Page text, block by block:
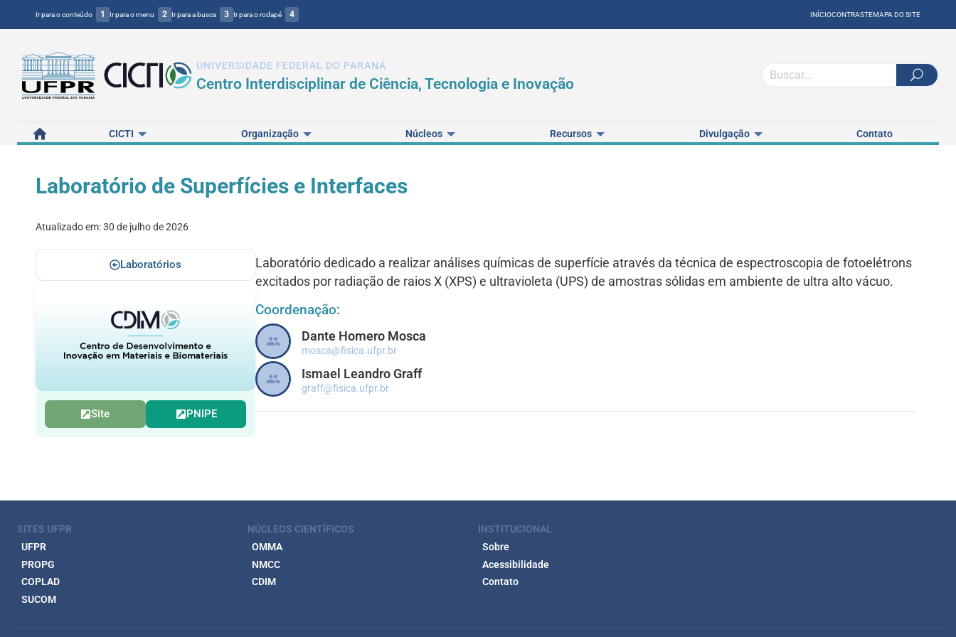
Ir para o conteúdo 1 Ir para o menu 2 Ir para a busca 3 Ir para o rodapé 4 INÍCIOCONTRASTEMAPA DO SITE
UNIVERSIDADE FEDERAL DO PARANÁ
Centro Interdisciplinar de Ciência, Tecnologia e Inovação
Home CICTI Organização Núcleos Recursos Divulgação Contato
Laboratório de Superfícies e Interfaces
Atualizado em:30 de julho de 2026
Laboratórios
Site PNIPE
Laboratório dedicado a realizar análises químicas de superfície através da técnica de espectroscopia de fotoelétrons
excitados por radiação de raios X (XPS) e ultravioleta (UPS) de amostras sólidas em ambiente de ultra alto vácuo.
Coordenação:
Dante Homero Mosca
mosca@fisica.ufpr.br
Ismael Leandro Graff
graff@fisica.ufpr.br
SITES UFPR
UFPR
PROPG
COPLAD
SUCOM
NÚCLEOS CIENTÍFICOS
OMMA
NMCC
CDIM
INSTITUCIONAL
Sobre
Acessibilidade
Contato